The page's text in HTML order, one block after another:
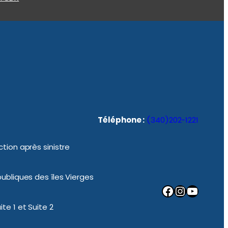
après sinistre
des îles Vierges
1 et Suite 2
Téléphone : (340)202-1221
Facebook InstagramYouTube